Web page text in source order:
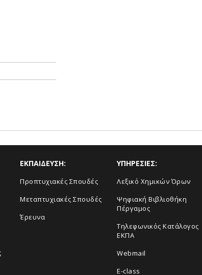
ΕΚΠΑΙΔΕΥΣΗ:
Προπτυχιακές Σπουδές
Μεταπτυχιακές Σπουδές
Έρευνα
ΥΠΗΡΕΣΙΕΣ:
Λεξικό Χημικών Όρων
Ψηφιακή Βιβλιοθήκη
Πέργαμος
Τηλεφωνικός Κατάλογος
ΕΚΠΑ
Webmail
E-class